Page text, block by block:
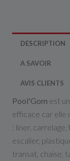
DESCRIPTION
A SAVOIR
AVIS CLIENTS
Pool'Gom est
efficace car elle
: liner,
escalier,
transat, chaise,